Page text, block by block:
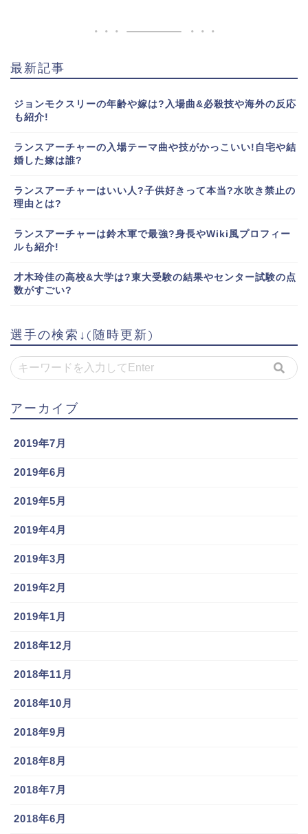
最新記事
ジョンモクスリーの年齢や嫁は?入場曲&必殺技や海外の反応
も紹介!
ランスアーチャーの入場テーマ曲や技がかっこいい!自宅や結
婚した嫁は誰?
ランスアーチャーはいい人?子供好きって本当?水吹き禁止の
理由とは?
ランスアーチャーは鈴木軍で最強?身長やWiki風プロフィー
ルも紹介!
才木玲佳の高校&大学は?東大受験の結果やセンター試験の点
数がすごい?
選手の検索↓(随時更新)
アーカイブ
2019年7月
2019年6月
2019年5月
2019年4月
2019年3月
2019年2月
2019年1月
2018年12月
2018年11月
2018年10月
2018年9月
2018年8月
2018年7月
2018年6月